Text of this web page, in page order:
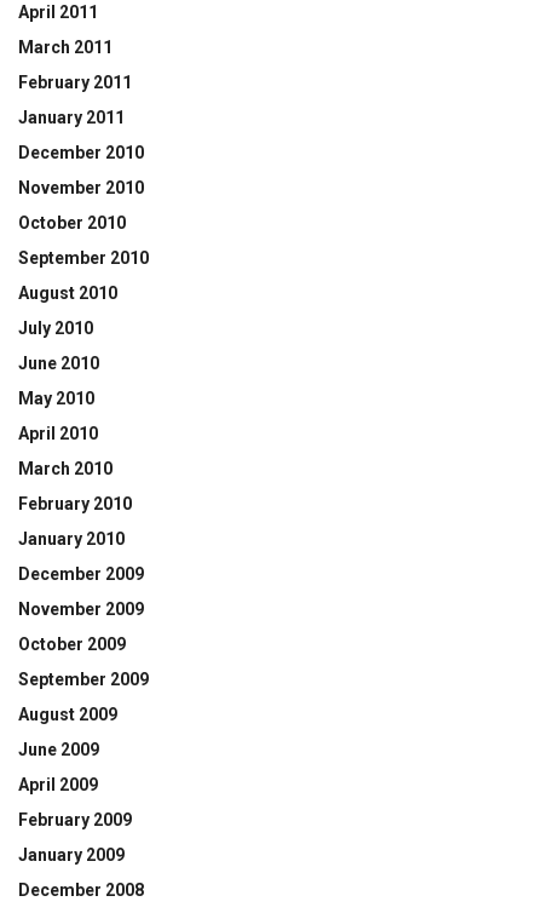
April 2011
March 2011
February 2011
January 2011
December 2010
November 2010
October 2010
September 2010
August 2010
July 2010
June 2010
May 2010
April 2010
March 2010
February 2010
January 2010
December 2009
November 2009
October 2009
September 2009
August 2009
June 2009
April 2009
February 2009
January 2009
December 2008